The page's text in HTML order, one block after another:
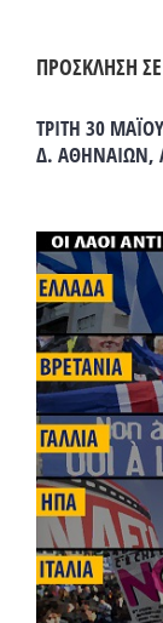
ΠΡΟΣΚΛΗΣΗ
ΤΡΙΤΗ 30
Δ. ΑΘΗΝΑΙΩΝ,